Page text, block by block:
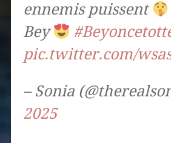
ennemis puissent
Bey
pic.twitter.com/
– Sonia
2025